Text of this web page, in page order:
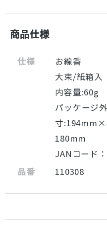
商品仕様
仕様
お線香
大束/紙箱入
内容量:60g
パッケージ外
寸
180mm
JANコード
品番
110308